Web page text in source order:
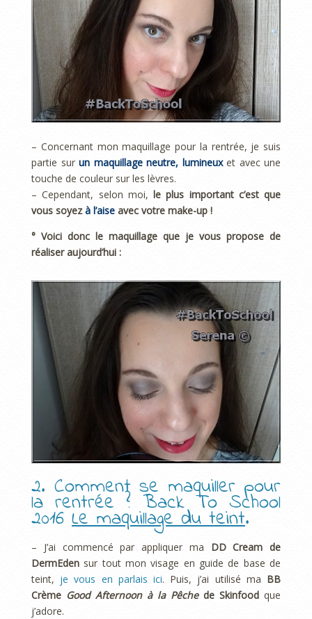
– Concernant mon maquillage pour la rentrée, je suis
partie sur un maquillage neutre, lumineuxet avec une
touche de couleur sur les lèvres.
– Cependant, selon moi, le plus important c’est que
vous soyez à l’aise avec votre make-up !
° Voici donc le maquillage que je vous propose de
réaliser aujourd’hui :
2. Comment se maquiller pour
la rentrée ? Back To School
2016 Le maquillage du teint.
– J’ai commencé par appliquer ma DD Cream de
DermEden sur tout mon visage en guide de base de
teint, je vous en parlais ici. Puis, j’ai utilisé ma BB
Crème Good Afternoon à la Pêchede Skinfood que
j’adore.